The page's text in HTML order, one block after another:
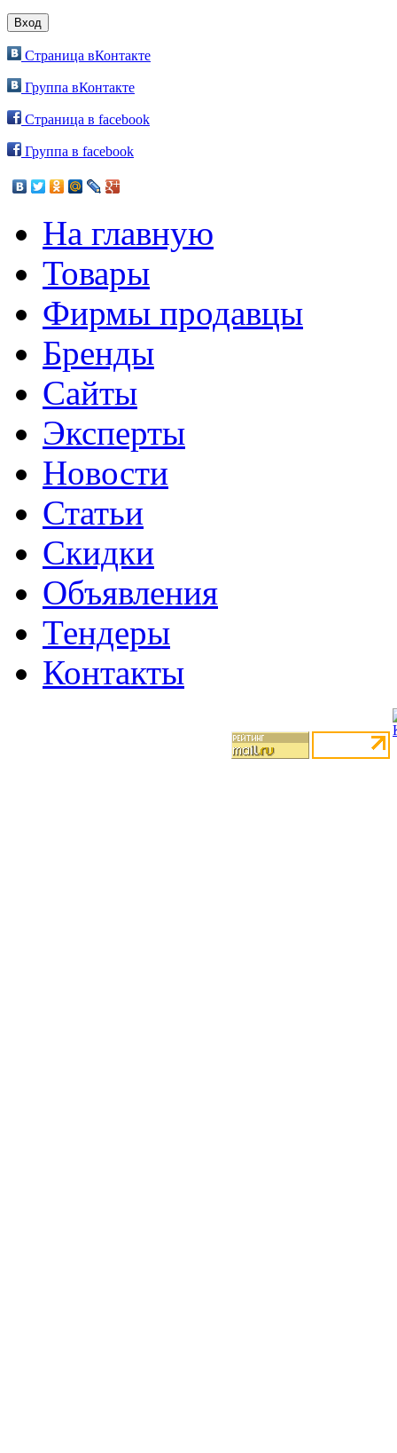
Страница вКонтакте
Группа вКонтакте
Страница в facebook
Группа в facebook
На главную
Товары
Фирмы продавцы
Бренды
Сайты
Эксперты
Новости
Статьи
Скидки
Объявления
Тендеры
Контакты